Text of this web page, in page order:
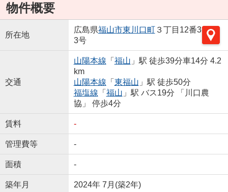
物件概要
所在地
広島県福山市東川口町３丁目12番3
3号
交通
山陽本線 「 福山 」駅 徒歩39分車14分 4.2
km
山陽本線 「 東福山 」駅 徒歩50分
福塩線 「 福山 」駅 バス19分 「川口農
協」 停歩4分
賃料 -
管理費等 -
面積 -
築年月 2024年 7月(築2年)